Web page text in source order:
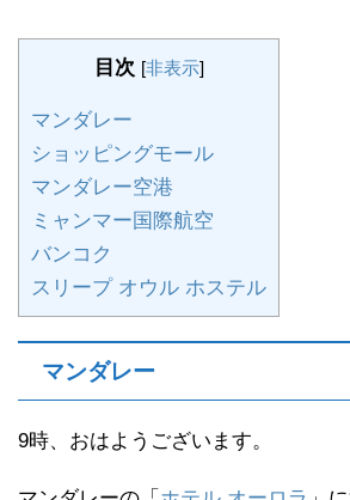
目次 [非表示]
マンダレー
ショッピングモール
マンダレー空港
ミャンマー国際航空
バンコク
スリープ オウル ホステル
マンダレー
9時、おはようございます。